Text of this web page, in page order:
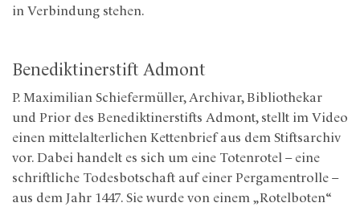
in Verbindung stehen.
Benediktinerstift Admont
P. Maximilian Schiefermüller, Archivar, Bibliothekar
und Prior des Benediktinerstifts Admont, stellt im Video
einen mittelalterlichen Kettenbrief aus dem Stiftsarchiv
vor. Dabei handelt es sich um eine Totenrotel – eine
schriftliche Todesbotschaft auf einer Pergamentrolle –
aus dem Jahr 1447. Sie wurde von einem „Rotelboten“